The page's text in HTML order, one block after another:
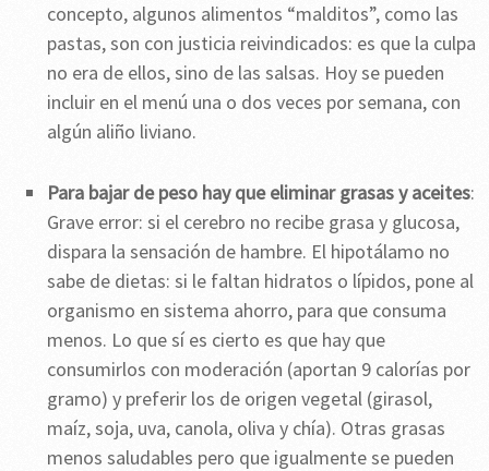
concepto, algunos alimentos “malditos”, como las
pastas, son con justicia reivindicados: es que la culpa
no era de ellos, sino de las salsas. Hoy se pueden
incluir en el menú una o dos veces por semana, con
algún aliño liviano.
Para bajar de peso hay que eliminar grasas y aceites:
Grave error: si el cerebro no recibe grasa y glucosa,
dispara la sensación de hambre. El hipotálamo no
sabe de dietas: si le faltan hidratos o lípidos, pone al
organismo en sistema ahorro, para que consuma
menos. Lo que sí es cierto es que hay que
consumirlos con moderación (aportan 9 calorías por
gramo) y preferir los de origen vegetal (girasol,
maíz, soja, uva, canola, oliva y chía). Otras grasas
menos saludables pero que igualmente se pueden